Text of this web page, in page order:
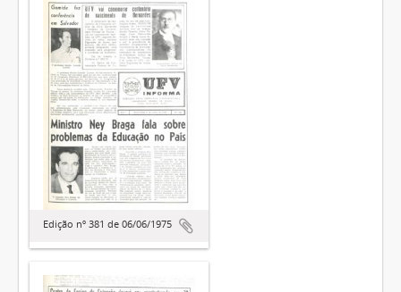
Edição nº 381 de 06/06/1975